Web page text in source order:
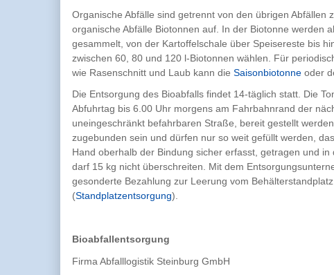
Organische Abfälle sind getrennt von den übrigen Abfällen
organische Abfälle Biotonnen auf. In der Biotonne werden
gesammelt, von der Kartoffelschale über Speisereste bis
zwischen 60, 80 und 120 l-Biotonnen wählen. Für
wie Rasenschnitt und Laub kann die Saisonbiotonne oder
Die Entsorgung des Bioabfalls findet 14-täglich statt. Die
Abfuhrtag bis 6.00 Uhr morgens am Fahrbahnrand der
uneingeschränkt befahrbaren Straße, bereit gestellt
zugebunden sein und dürfen nur so weit gefüllt werden,
Hand oberhalb der Bindung sicher erfasst, getragen und
darf 15 kg nicht überschreiten. Mit dem
gesonderte Bezahlung zur Leerung vom
(Standplatzentsorgung).
Bioabfallentsorgung
Firma Abfalllogistik Steinburg GmbH